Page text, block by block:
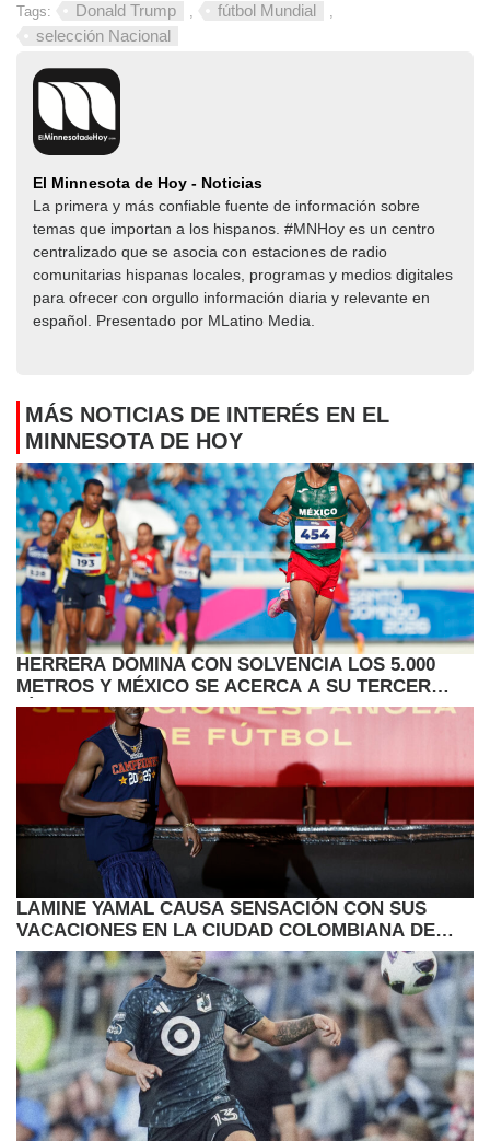
Tags: Donald Trump , fútbol Mundial ,
selección Nacional
El Minnesota de Hoy - Noticias
La primera y más confiable fuente de información sobre
temas que importan a los hispanos. #MNHoy es un centro
centralizado que se asocia con estaciones de radio
comunitarias hispanas locales, programas y medios digitales
para ofrecer con orgullo información diaria y relevante en
español. Presentado por MLatino Media.
MÁS NOTICIAS DE INTERÉS EN EL
MINNESOTA DE HOY
HERRERA DOMINA CON SOLVENCIA LOS 5.000
METROS Y MÉXICO SE ACERCA A SU TERCER
TÍTULO
LAMINE YAMAL CAUSA SENSACIÓN CON SUS
VACACIONES EN LA CIUDAD COLOMBIANA DE
CARTAGENA